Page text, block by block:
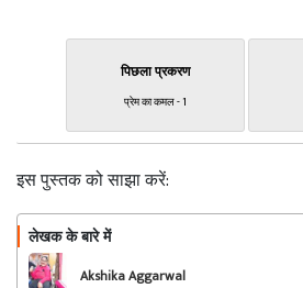
पिछला प्रकरण
प्रेम का कमल - 1
इस पुस्तक को साझा करें:
लेखक के बारे में
Akshika Aggarwal